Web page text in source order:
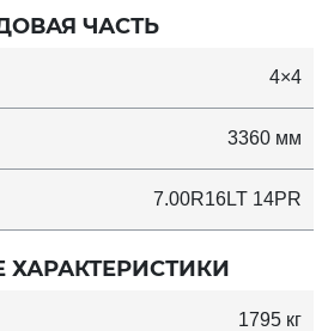
ЧАСТЬ
4×4
3360 мм
7.00R16LT 14PR
ХАРАКТЕРИСТИКИ
1795 кг